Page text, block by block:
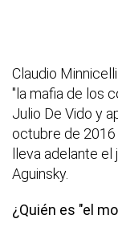
Claudio
"la mafia de los
Julio De Vido y
octubre de
lleva adelante
Aguinsky.
¿Quién es "el